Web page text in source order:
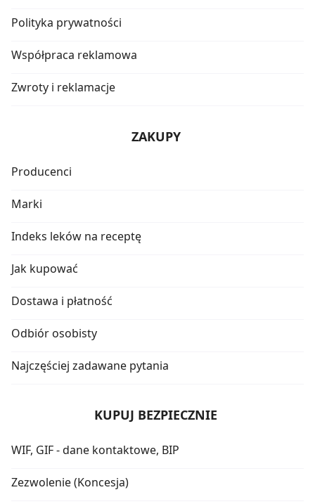
Polityka prywatności
Współpraca reklamowa
Zwroty i reklamacje
ZAKUPY
Producenci
Marki
Indeks leków na receptę
Jak kupować
Dostawa i płatność
Odbiór osobisty
Najczęściej zadawane pytania
KUPUJ BEZPIECZNIE
WIF, GIF - dane kontaktowe, BIP
Zezwolenie (Koncesja)